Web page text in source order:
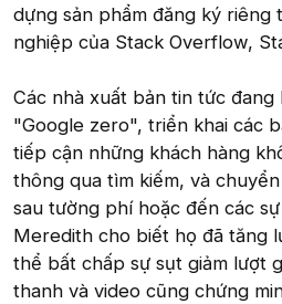
dựng sản phẩm đăng ký riêng
nghiệp của Stack Overflow,
Các nhà xuất bản tin tức đang
"Google zero", triển khai các
tiếp cận những khách hàng
thông qua tìm kiếm, và
sau tường phí hoặc đến các
Meredith cho biết họ đã tăng
thể bất chấp sự sụt giảm lượt
thanh và video cũng chứng